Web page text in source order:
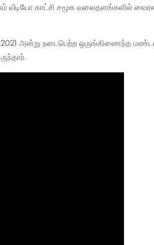
வீடியோ காட்சி சமூக வலைதளங்களில்
2021 அன்று நடைபெற்ற ஒருங்கிணைந்த